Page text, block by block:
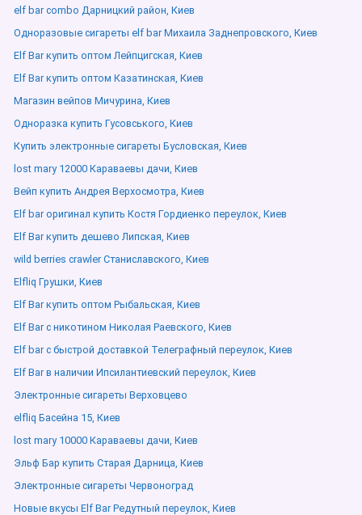
elf bar combo Дарницкий район, Киев
Одноразовые сигареты elf bar Михаила Заднепровского, Киев
Elf Bar купить оптом Лейпцигская, Киев
Elf Bar купить оптом Казатинская, Киев
Магазин вейпов Мичурина, Киев
Одноразка купить Гусовського, Киев
Купить электронные сигареты Бусловская, Киев
lost mary 12000 Караваевы дачи, Киев
Вейп купить Андрея Верхосмотра, Киев
Elf bar оригинал купить Костя Гордиенко переулок, Киев
Elf Bar купить дешево Липская, Киев
wild berries crawler Станиславского, Киев
Elfliq Грушки, Киев
Elf Bar купить оптом Рыбальская, Киев
Elf Bar с никотином Николая Раевского, Киев
Elf bar с быстрой доставкой Телеграфный переулок, Киев
Elf Bar в наличии Ипсилантиевский переулок, Киев
Электронные сигареты Верховцево
elfliq Басейна 15, Киев
lost mary 10000 Караваевы дачи, Киев
Эльф Бар купить Старая Дарница, Киев
Электронные сигареты Червоноград
Новые вкусы Elf Bar Редутный переулок, Киев